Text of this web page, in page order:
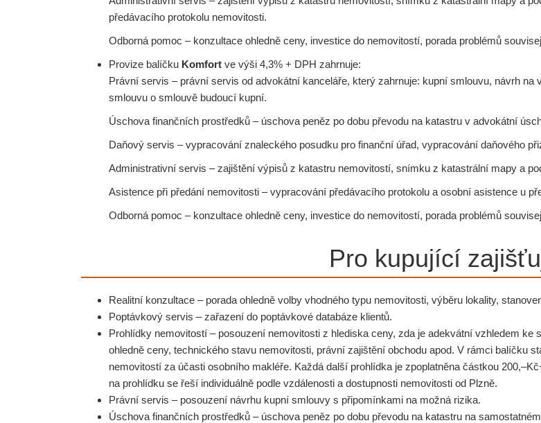
předávacího protokolu nemovitosti.
Odborná pomoc – konzultace ohledně ceny, investice do nemovitostí, porada problémů
Provize balíčku Komfort ve výši 4,3% + DPH zahrnuje:
Právní servis – právní servis od advokátní kanceláře, který zahrnuje: kupní smlouvu, návrh
smlouvu o smlouvě budoucí kupní.
Úschova finančních prostředků – úschova peněz po dobu převodu na katastru v advokátní
Daňový servis – vypracování znaleckého posudku pro finanční úřad, vypracování daňového
Administrativní servis – zajištění výpisů z katastru nemovitostí, snímku z katastrální mapy a
Asistence při předání nemovitosti – vypracování předávacího protokolu a osobní asistence u
Odborná pomoc – konzultace ohledně ceny, investice do nemovitostí, porada problémů
Pro kupující
Realitní konzultace – porada ohledně volby vhodného typu nemovitosti, výběru lokality,
Poptávkový servis – zařazení do poptávkové databáze klientů.
Prohlídky nemovitostí – posouzení nemovitosti z hlediska ceny, zda je adekvátní vzhledem
ohledně ceny, technického stavu nemovitosti, právní zajištění obchodu apod. V rámci balíčku
nemovitostí za účasti osobního makléře. Každá další prohlídka je zpoplatněna částkou
na prohlídku se řeší individuálně podle vzdálenosti a dostupnosti nemovitosti od Plzně.
Právní servis – posouzení návrhu kupní smlouvy s připomínkami na možná rizika.
Úschova finančních prostředků – úschova peněz po dobu převodu na katastru na